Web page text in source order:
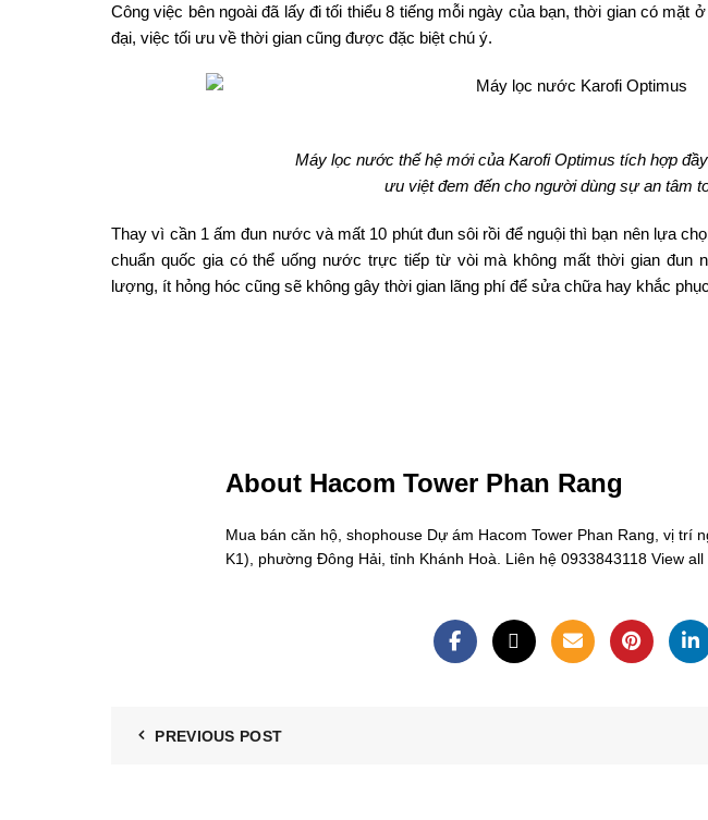
Công việc bên ngoài đã lấy đi tối thiểu 8 tiếng mỗi ngày của bạn, thời gian có mặt
đại, việc tối ưu về thời gian cũng được đặc biệt chú ý.
Máy lọc nước thế hệ mới của Karofi Optimus tích hợp
ưu việt đem đến cho người dùng sự an tâm
Thay vì cần 1 ấm đun nước và mất 10 phút đun sôi rồi để nguội thì bạn nên lựa
chuẩn quốc gia có thể uống nước trực tiếp từ vòi mà không mất thời gian đun
lượng, ít hỏng hóc cũng sẽ không gây thời gian lãng phí để sửa chữa hay khắc
About Hacom Tower Phan Rang
Mua bán căn hộ, shophouse Dự ám Hacom Tower Phan Rang, vị trí
K1), phường Đông Hải, tỉnh Khánh Hoà. Liên hệ 0933843118 View all
PREVIOUS POST